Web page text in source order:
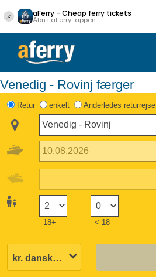
aFerry - Cheap ferry tickets
Åbn i aFerry-appen
Venedig - Rovinj færger
Retur enkelt Anderledes returrejse
18+ < 18